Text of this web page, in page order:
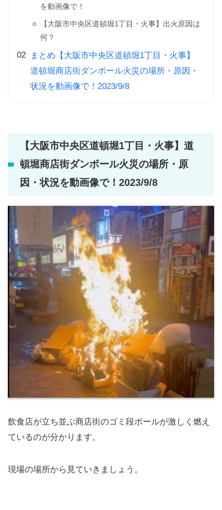
を動画像で！
【大阪市中央区道頓堀1丁目・火事】出火原因は
何？
まとめ【大阪市中央区道頓堀1丁目・火事】
道頓堀商店街ダンボール火災の場所・原因・
状況を動画像で！2023/9/8
【大阪市中央区道頓堀1丁目・火事】道
頓堀商店街ダンボール火災の場所・原
因・状況を動画像で！2023/9/8
飲食店が立ち並ぶ商店街のゴミ段ボールが激しく燃え
ているのが分かります。
現場の場所から見ていきましょう。